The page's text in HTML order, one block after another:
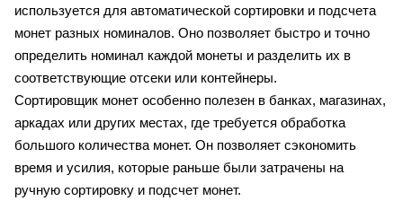
используется для автоматической сортировки и подсчета
монет разных номиналов. Оно позволяет быстро и точно
определить номинал каждой монеты и разделить их в
соответствующие отсеки или контейнеры.
Сортировщик монет особенно полезен в банках, магазинах,
аркадах или других местах, где требуется обработка
большого количества монет. Он позволяет сэкономить
время и усилия, которые раньше были затрачены на
ручную сортировку и подсчет монет.